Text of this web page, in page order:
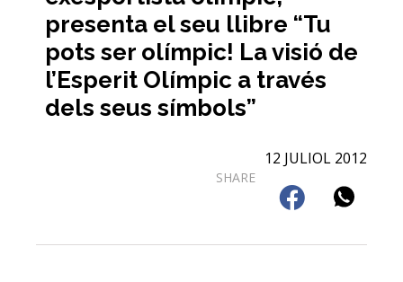
presenta el seu llibre “Tu
pots ser olímpic! La visió de
l’Esperit Olímpic a través
dels seus símbols”
12 JULIOL 2012
SHARE